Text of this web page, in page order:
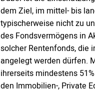
dem Ziel, im mittel- bis
typischerweise nicht zu
des Fondsvermögens in
solcher Rentenfonds, die
angelegt werden dürfen.
ihrerseits mindestens
den Immobilien-, Private